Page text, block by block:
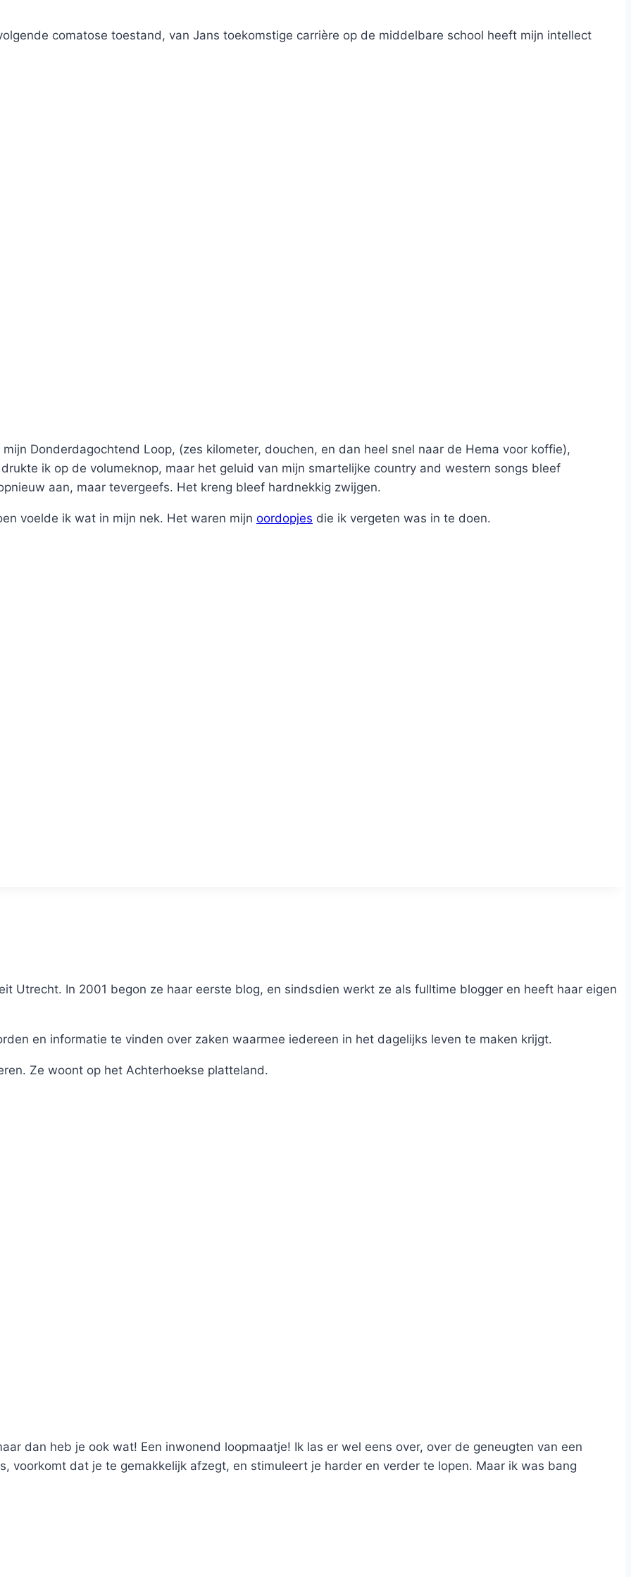
comatose toestand, van Jans toekomstige carrière op de middelbare school heeft mijn intellect
Donderdagochtend Loop, (zes kilometer, douchen, en dan heel snel naar de Hema voor koffie),
ik op de volumeknop, maar het geluid van mijn smartelijke country and western songs bleef
aan, maar tevergeefs. Het kreng bleef hardnekkig zwijgen.
voelde ik wat in mijn nek. Het waren mijn oordopjes die ik vergeten was in te doen.
Utrecht. In 2001 begon ze haar eerste blog, en sindsdien werkt ze als fulltime blogger en heeft haar eigen
en informatie te vinden over zaken waarmee iedereen in het dagelijks leven te maken krijgt.
Ze woont op het Achterhoekse platteland.
dan heb je ook wat! Een inwonend loopmaatje! Ik las er wel eens over, over de geneugten van een
voorkomt dat je te gemakkelijk afzegt, en stimuleert je harder en verder te lopen. Maar ik was bang